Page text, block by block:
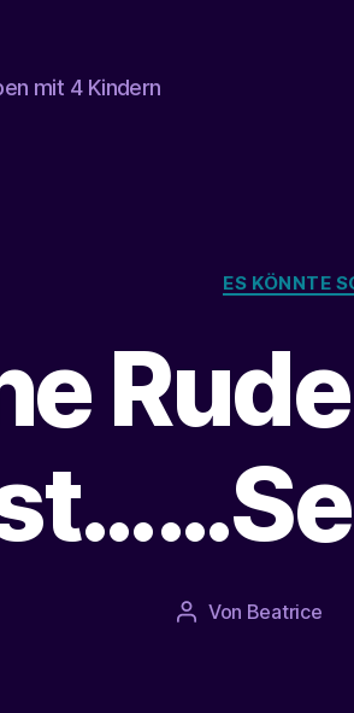
mit 4 Kindern
ES KÖNNTE
Beitragsautor
Von Beatrice